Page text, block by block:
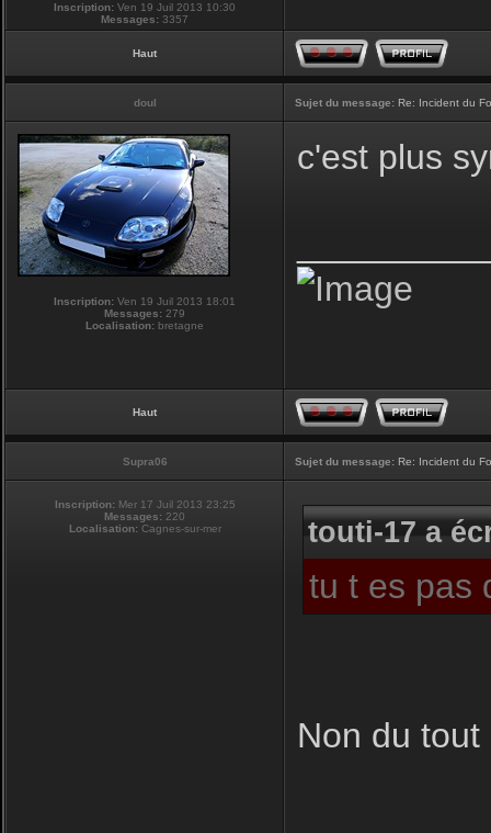
Inscription: Ven 19 Juil 2013 10:30
Messages: 3357
Haut
doul Sujet du message: Re: Incident du
Inscription: Ven 19 Juil 2013 18:01
Messages: 279
Localisation: bretagne
c'est plus
Haut
Supra06 Sujet du message: Re: Incident du
Inscription: Mer 17 Juil 2013 23:25
Messages: 220
Localisation:Cagnes-sur-mer touti-17 a
tu t es pas
Non du